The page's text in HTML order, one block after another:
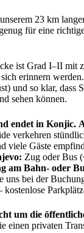
23 km
für eine
ist Grad I–II mit
erinnern
und so klar, dass
sehen können.
endet in Konjic.
verkehren
viele Gäste
Zug oder Bus
am Bahn- oder
uns bei der
kostenlose
um die
einen privaten